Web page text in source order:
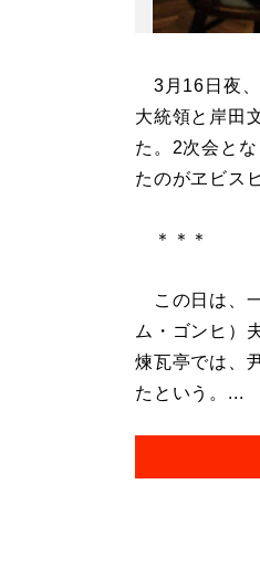
3月16日夜、
大統領と岸田
た。2次会と
たのがヱビス
＊＊＊
この日は、
ム・ゴンヒ）
煉瓦亭では、
たという。...